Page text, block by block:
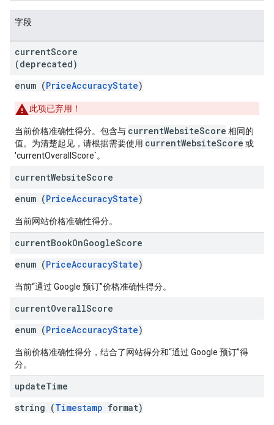
字段
currentScore
(deprecated)
enum (PriceAccuracyState)
此项已弃用！
当前价格准确性得分。包含与 currentWebsiteScore 相同的
值。为清楚起见，请根据需要使用 currentWebsiteScore 或
'currentOverallScore`。
currentWebsiteScore
enum (PriceAccuracyState)
当前网站价格准确性得分。
currentBookOnGoogleScore
enum (PriceAccuracyState)
当前“通过 Google 预订”价格准确性得分。
currentOverallScore
enum (PriceAccuracyState)
当前价格准确性得分，结合了网站得分和“通过 Google 预订”得
分。
updateTime
string (Timestamp format)